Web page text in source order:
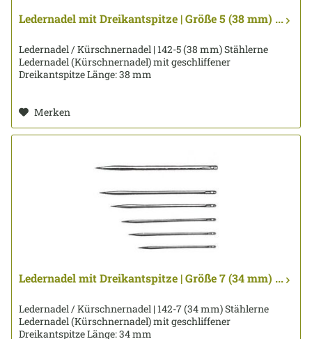
Ledernadel mit Dreikantspitze | Größe 5 (38 mm) ...
Ledernadel / Kürschnernadel | 142-5 (38 mm) Stählerne
Ledernadel (Kürschnernadel) mit geschliffener
Dreikantspitze Länge: 38 mm
Merken
Ledernadel mit Dreikantspitze | Größe 7 (34 mm) ...
Ledernadel / Kürschnernadel | 142-7 (34 mm) Stählerne
Ledernadel (Kürschnernadel) mit geschliffener
Dreikantspitze Länge: 34 mm